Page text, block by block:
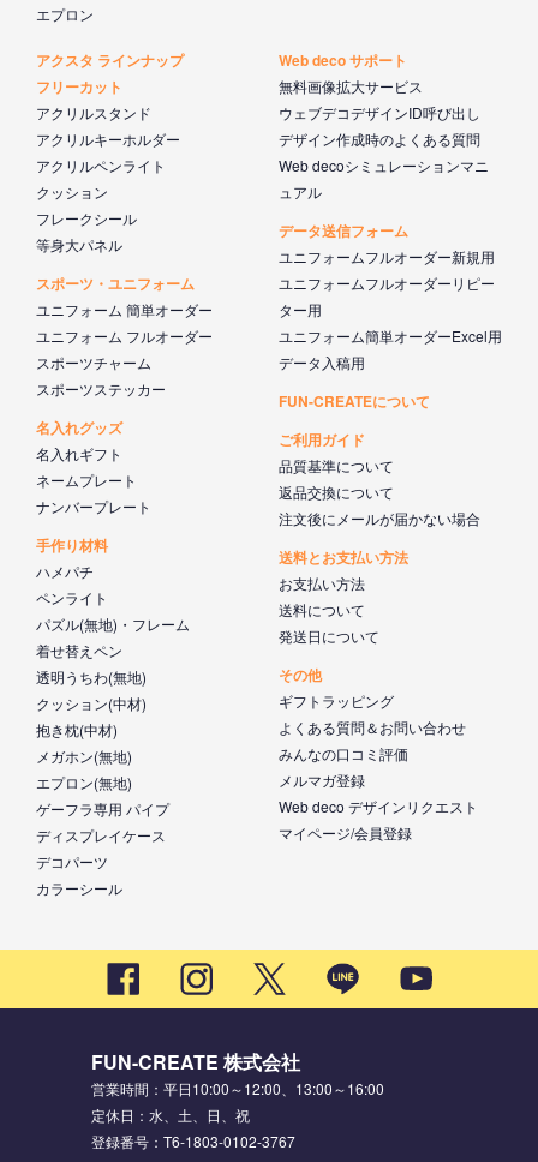
エプロン
アクスタ ラインナップ
フリーカット
アクリルスタンド
アクリルキーホルダー
アクリルペンライト
クッション
フレークシール
等身大パネル
スポーツ・ユニフォーム
ユニフォーム 簡単オーダー
ユニフォーム フルオーダー
スポーツチャーム
スポーツステッカー
名入れグッズ
名入れギフト
ネームプレート
ナンバープレート
手作り材料
ハメパチ
ペンライト
パズル(無地)・フレーム
着せ替えペン
透明うちわ(無地)
クッション(中材)
抱き枕(中材)
メガホン(無地)
エプロン(無地)
ゲーフラ専用 パイプ
ディスプレイケース
デコパーツ
カラーシール
Web deco サポート
無料画像拡大サービス
ウェブデコデザインID呼び出し
デザイン作成時のよくある質問
Web decoシミュレーションマニ
ュアル
データ送信フォーム
ユニフォームフルオーダー新規用
ユニフォームフルオーダーリピー
ター用
ユニフォーム簡単オーダーExcel用
データ入稿用
FUN-CREATEについて
ご利用ガイド
品質基準について
返品交換について
注文後にメールが届かない場合
送料とお支払い方法
お支払い方法
送料について
発送日について
その他
ギフトラッピング
よくある質問＆お問い合わせ
みんなの口コミ評価
メルマガ登録
Web deco デザインリクエスト
マイページ/会員登録
FUN-CREATE 株式会社
営業時間：平日10:00～12:00、13:00～16:00
定休日：水、土、日、祝
登録番号：T6-1803-0102-3767